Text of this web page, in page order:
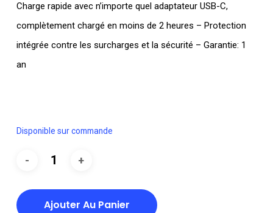
Charge rapide avec n’importe quel adaptateur USB-C,
complètement chargé en moins de 2 heures – Protection
intégrée contre les surcharges et la sécurité – Garantie: 1
an
Disponible sur commande
Ajouter Au Panier